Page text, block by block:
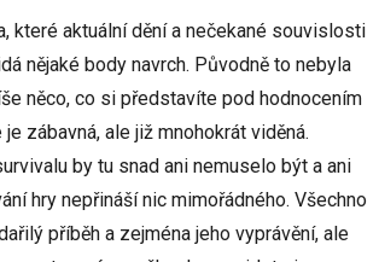
které aktuální dění a nečekané souvislosti
nějaké body navrch. Původně to nebyla
něco, co si představíte pod hodnocením
zábavná, ale již mnohokrát viděná.
by tu snad ani nemuselo být a ani
hry nepřináší nic mimořádného. Všechno
příběh a zejména jeho vyprávění, ale